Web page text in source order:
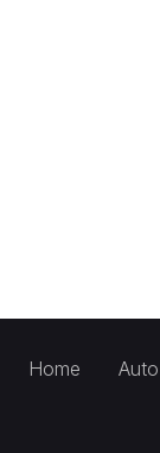
Home Auto